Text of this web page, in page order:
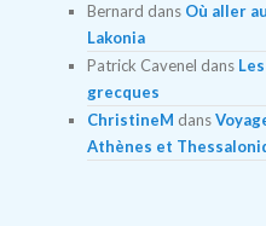
Bernard dans Où aller
Lakonia
Patrick Cavenel dans
grecques
ChristineM dans
Athènes et